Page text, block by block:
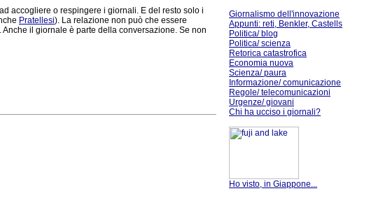
accogliere o respingere i giornali. E del resto solo i
Pratellesi). La relazione non può che essere
il giornale è parte della conversazione. Se non
Giornalismo dell'innovazione
Appunti: reti, Benkler, Castells
Politica/ blog
Politica/ scienza
Retorica catastrofica
Economia nuova
Scienza/ paura
Informazione/ comunicazione
Regole/ telecomunicazioni
Urgenze/ giovani
Chi ha ucciso i giornali?
Ho visto, in Giappone...